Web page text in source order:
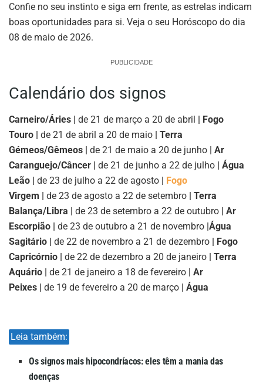
Confie no seu instinto e siga em frente, as estrelas indicam
boas oportunidades para si. Veja o seu Horóscopo do dia
08 de maio de 2026.
PUBLICIDADE
Calendário dos signos
Carneiro/Áries | de 21 de março a 20 de abril | Fogo
Touro | de 21 de abril a 20 de maio | Terra
Gémeos/Gêmeos | de 21 de maio a 20 de junho | Ar
Caranguejo/Câncer | de 21 de junho a 22 de julho | Água
Leão | de 23 de julho a 22 de agosto | Fogo
Virgem | de 23 de agosto a 22 de setembro | Terra
Balança/Libra | de 23 de setembro a 22 de outubro | Ar
Escorpião | de 23 de outubro a 21 de novembro |Água
Sagitário | de 22 de novembro a 21 de dezembro | Fogo
Capricórnio | de 22 de dezembro a 20 de janeiro | Terra
Aquário | de 21 de janeiro a 18 de fevereiro | Ar
Peixes | de 19 de fevereiro a 20 de março | Água
Leia também:
Os signos mais hipocondríacos: eles têm a mania das
doenças